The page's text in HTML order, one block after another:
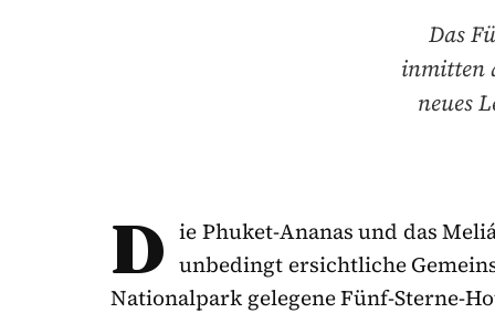
Das
inmitten
neues
D ie Phuket-Ananas und das
unbedingt ersichtliche
Nationalpark gelegene Fünf-Sterne-